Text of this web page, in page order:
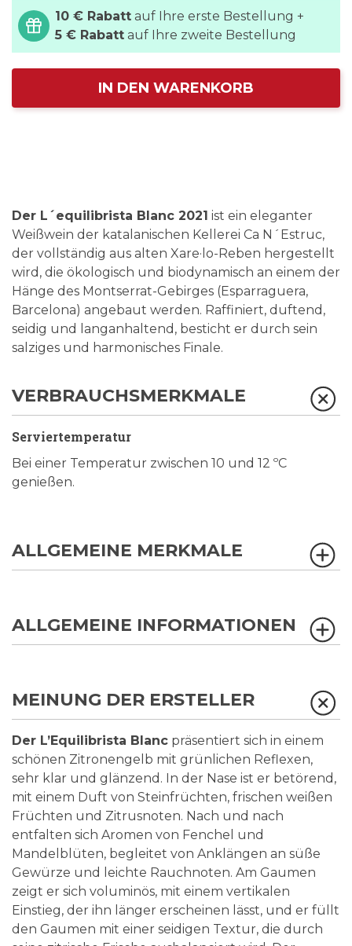
10 € Rabatt auf Ihre erste Bestellung +
5 € Rabatt auf Ihre zweite Bestellung
IN DEN WARENKORB
Der L´equilibrista Blanc 2021 ist ein eleganter
Weißwein der katalanischen Kellerei Ca N´Estruc,
der vollständig aus alten Xare·lo-Reben hergestellt
wird, die ökologisch und biodynamisch an einem der
Hänge des Montserrat-Gebirges (Esparraguera,
Barcelona) angebaut werden. Raffiniert, duftend,
seidig und langanhaltend, besticht er durch sein
salziges und harmonisches Finale.
VERBRAUCHSMERKMALE
Serviertemperatur
Bei einer Temperatur zwischen 10 und 12 ºC
genießen.
ALLGEMEINE MERKMALE
ALLGEMEINE INFORMATIONEN
MEINUNG DER ERSTELLER
Der L’Equilibrista Blanc präsentiert sich in einem
schönen Zitronengelb mit grünlichen Reflexen,
sehr klar und glänzend. In der Nase ist er betörend,
mit einem Duft von Steinfrüchten, frischen weißen
Früchten und Zitrusnoten. Nach und nach
entfalten sich Aromen von Fenchel und
Mandelblüten, begleitet von Anklängen an süße
Gewürze und leichte Rauchnoten. Am Gaumen
zeigt er sich voluminös, mit einem vertikalen
Einstieg, der ihn länger erscheinen lässt, und er füllt
den Gaumen mit einer seidigen Textur, die durch